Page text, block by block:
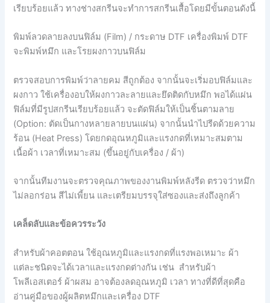
เรียบร้อยแล้ว ทางช่างสกรีนจะทำการสกรีนเสื้อโดยมีขั้นตอนดังนี้
พิมพ์ลวดลายลงบนฟิล์ม (Film) / กระดาษ DTF เครื่องพิมพ์ DTF
จะพิมพ์หมึก และโรยผงกาวบนฟิล์ม
ตรวจสอบการพิมพ์ว่าลายคม สีถูกต้อง จากนั้นจะเริ่มอบฟิล์มและ
ผงกาว ใช้เครื่องอบให้ผงกาวละลายและยึดติดกับหมึก พอได้แผ่น
ฟิล์มที่มีรูปสกรีนเรียบร้อยแล้ว จะตัดฟิล์มให้เป็นชิ้นตามลาย
(Option: ตัดเป็นกางหลายลายบนแผ่น) จากนั้นนำไปรีดด้วยความ
ร้อน (Heat Press) โดยกดอุณหภูมิและแรงกดที่เหมาะสมตาม
เนื้อผ้า เวลาที่เหมาะสม (ขึ้นอยู่กับเครื่อง / ผ้า)
จากนั้นทีมงานจะตรวจคุณภาพของงานพิมพ์หลังรีด ตรวจว่าหมึก
ไม่ลอกร่อน สีไม่เพี้ยน และเตรียมบรรจุใส่ซองและส่งถึงลูกค้า
เคล็ดลับและข้อควรระวัง
สำหรับผ้าคอตตอน ใช้อุณหภูมิและแรงกดที่แรงพอเหมาะ ผ้า
แต่ละชนิดจะได้เวลาและแรงกดต่างกัน เช่น สำหรับผ้า
โพลีเอสเตอร์ ผ้าผสม อาจต้องลดอุณหภูมิ เวลา ทางที่ดีที่สุดคือ
อ่านคู่มือของผู้ผลิตหมึกและเครื่อง DTF